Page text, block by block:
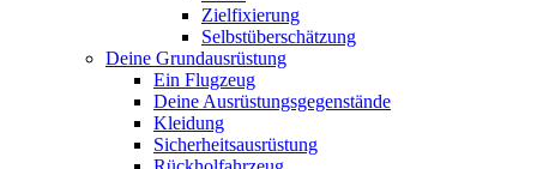
Zielfixierung
Selbstüberschätzung
Deine Grundausrüstung
Ein Flugzeug
Deine Ausrüstungsgegenstände
Kleidung
Sicherheitsausrüstung